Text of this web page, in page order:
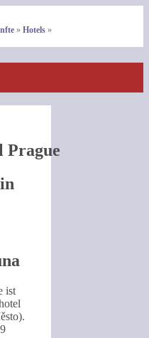
» Hotels »
Prague
ist